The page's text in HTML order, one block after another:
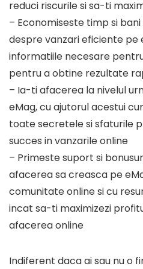
reduci riscurile si sa-ti
– Economiseste timp si
despre vanzari eficiente pe
informatiile necesare
pentru a obtine rezultate
– Ia-ti afacerea la nivelul
eMag, cu ajutorul acestui
toate secretele si sfaturile
succes in vanzarile online
– Primeste suport si
afacerea sa creasca pe
comunitate online si cu
incat sa-ti maximizezi
afacerea online
Indiferent daca ai sau nu o